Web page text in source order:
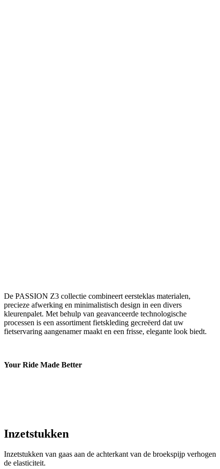
De PASSION Z3 collectie combineert eersteklas materialen,
precieze afwerking en minimalistisch design in een divers
kleurenpalet. Met behulp van geavanceerde technologische
processen is een assortiment fietskleding gecreëerd dat uw
fietservaring aangenamer maakt en een frisse, elegante look biedt.
Your Ride Made Better
Inzetstukken
Inzetstukken van gaas aan de achterkant van de broekspijp verhogen
de elasticiteit.